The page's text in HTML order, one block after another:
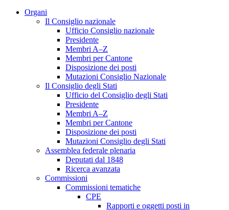
Organi
Il Consiglio nazionale
Ufficio Consiglio nazionale
Presidente
Membri A–Z
Membri per Cantone
Disposizione dei posti
Mutazioni Consiglio Nazionale
Il Consiglio degli Stati
Ufficio del Consiglio degli Stati
Presidente
Membri A–Z
Membri per Cantone
Disposizione dei posti
Mutazioni Consiglio degli Stati
Assemblea federale plenaria
Deputati dal 1848
Ricerca avanzata
Commissioni
Commissioni tematiche
CPE
Rapporti e oggetti posti in